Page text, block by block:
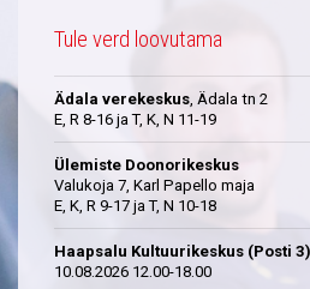
Eesti
Regionaalhaigla
Verekeskus
Tule verd loovutama
Ädala verekeskus , Ädala tn 2
E, R 8-16 ja T, K, N 11-19
Ülemiste Doonorikeskus
Valukoja 7, Karl Papello maja
E, K, R 9-17 ja T, N 10-18
Haapsalu Kultuurikeskus (Posti
10.08.2026 12.00-18.00